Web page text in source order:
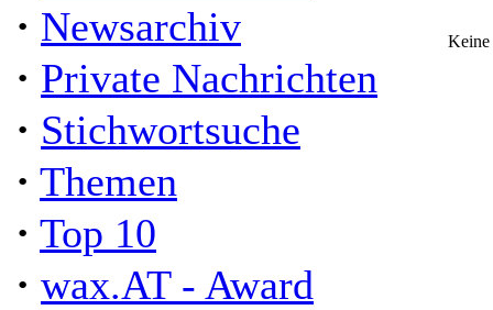
· Newsarchiv
· Private Nachrichten
· Stichwortsuche
· Themen
· Top 10
· wax.AT - Award
Keine